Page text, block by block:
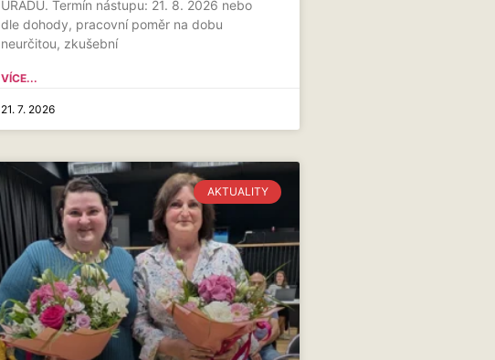
ÚŘADU. Termín nástupu: 21. 8. 2026 nebo
dle dohody, pracovní poměr na dobu
neurčitou, zkušební
VÍCE...
21. 7. 2026
AKTUALITY